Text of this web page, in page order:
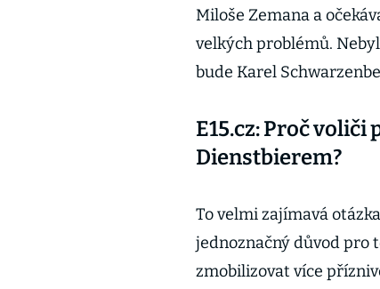
Miloše Zemana a
velkých problémů.
bude Karel
E15.cz: Proč
Dienstbierem?
To velmi zajímavá
jednoznačný důvod pro
zmobilizovat více